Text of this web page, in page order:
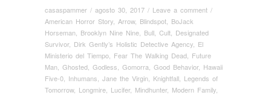
casaspammer / agosto 30, 2017 / Leave a comment /
American Horror Story Arrow, Blindspot BoJack
Horseman
Brooklyn Nine Nine Bull Cult Designated
Survivor, Dirk Gently’s Holistic Detective Agency El
Ministerio del Tiempo Fear The Walking Dead Future
Man Ghosted Godless Gomorra Good Behavior, Hawaii
Five-0 Inhumans Jane the Virgin Knightfall Legends of
Tomorrow, Longmire Lucifer, Mindhunter, Modern Family